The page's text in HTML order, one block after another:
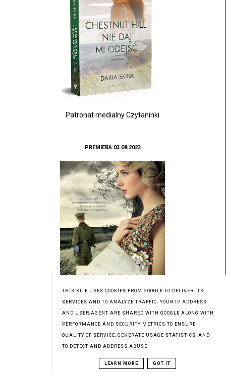
Patronat medialny Czytaninki
PREMIERA 03.08.2023
Patronat medialny Czytaninki
PREMIERA 03.08.2023
THIS SITE USES COOKIES FROM GOOGLE TO DELIVER ITS
SERVICES AND TO ANALYZE TRAFFIC. YOUR IP ADDRESS
AND USER-AGENT ARE SHARED WITH GOOGLE ALONG WITH
PERFORMANCE AND SECURITY METRICS TO ENSURE
QUALITY OF SERVICE, GENERATE USAGE STATISTICS, AND
TO DETECT AND ADDRESS ABUSE.
LEARN MORE GOT IT